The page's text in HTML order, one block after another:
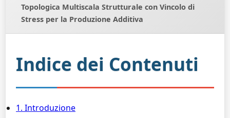
Topologica Multiscala Strutturale con Vincolo di
Stress per la Produzione Additiva
Indice dei Contenuti
1. Introduzione